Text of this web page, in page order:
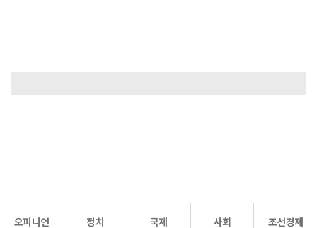
오피니언 정치 국제 사회 조선경제